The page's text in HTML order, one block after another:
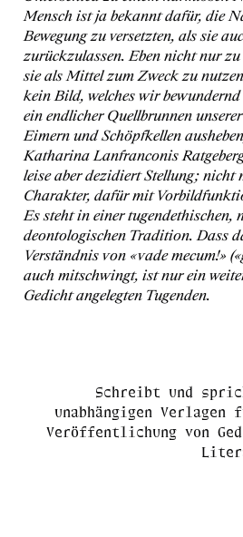
Mensch ist ja bekannt dafür, die
Bewegung zu versetzten, als sie
zurückzulassen. Eben nicht nur
sie als Mittel zum Zweck zu
kein Bild, welches wir
ein endlicher Quellbrunnen
Eimern und Schöpfkellen
Katharina Lanfranconis
leise aber dezidiert Stellung; nicht
Charakter, dafür mit
Es steht in einer tugendethischen,
deontologischen Tradition. Dass
Verständnis von «vade mecum!»
auch mitschwingt, ist nur ein
Gedicht angelegten Tugenden.
Schreibt und
unabhängigen Verlagen
Veröffentlichung von